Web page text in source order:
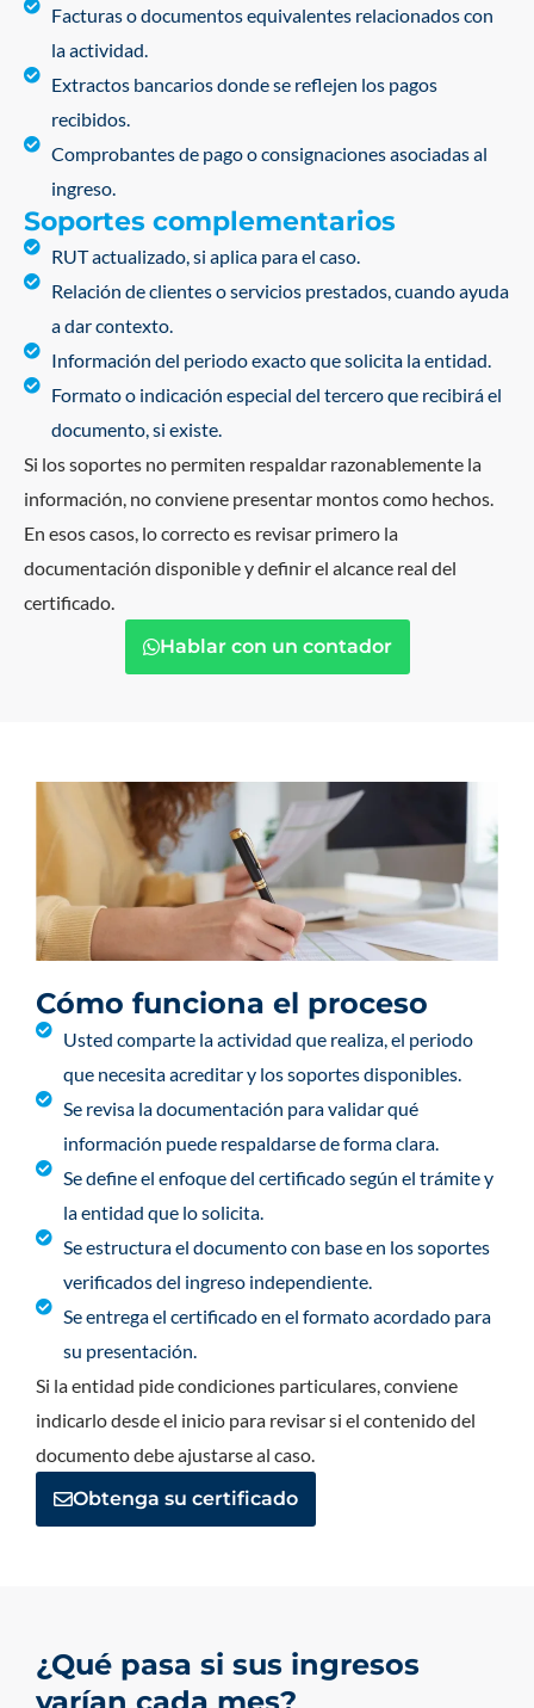
Facturas o documentos equivalentes relacionados con
la actividad.
Extractos bancarios donde se reflejen los pagos
recibidos.
Comprobantes de pago o consignaciones asociadas al
ingreso.
Soportes complementarios
RUT actualizado, si aplica para el caso.
Relación de clientes o servicios prestados, cuando ayuda
a dar contexto.
Información del periodo exacto que solicita la entidad.
Formato o indicación especial del tercero que recibirá el
documento, si existe.
Si los soportes no permiten respaldar razonablemente la
información, no conviene presentar montos como hechos.
En esos casos, lo correcto es revisar primero la
documentación disponible y definir el alcance real del
certificado.
Hablar con un contador
Cómo funciona el proceso
Usted comparte la actividad que realiza, el periodo
que necesita acreditar y los soportes disponibles.
Se revisa la documentación para validar qué
información puede respaldarse de forma clara.
Se define el enfoque del certificado según el trámite y
la entidad que lo solicita.
Se estructura el documento con base en los soportes
verificados del ingreso independiente.
Se entrega el certificado en el formato acordado para
su presentación.
Si la entidad pide condiciones particulares, conviene
indicarlo desde el inicio para revisar si el contenido del
documento debe ajustarse al caso.
Obtenga su certificado
¿Qué pasa si sus ingresos